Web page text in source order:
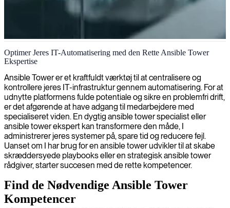
Ansible Tower-specialist
Optimer Jeres IT-Automatisering med den Rette Ansible Tower
Ekspertise
Ansible Tower er et kraftfuldt værktøj til at centralisere og
kontrollere jeres IT-infrastruktur gennem automatisering. For at
udnytte platformens fulde potentiale og sikre en problemfri drift,
er det afgørende at have adgang til medarbejdere med
specialiseret viden. En dygtig ansible tower specialist eller
ansible tower ekspert kan transformere den måde, I
administrerer jeres systemer på, spare tid og reducere fejl.
Uanset om I har brug for en ansible tower udvikler til at skabe
skræddersyede playbooks eller en strategisk ansible tower
rådgiver, starter succesen med de rette kompetencer.
Find de Nødvendige Ansible Tower
Kompetencer